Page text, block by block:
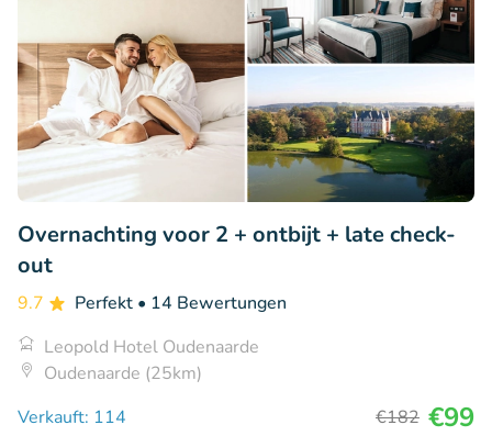
Overnachting voor 2 + ontbijt + late check-
out
9.7 Perfekt • 14 Bewertungen
Leopold Hotel Oudenaarde
Oudenaarde (25km)
Verkauft: 114
€182 €99